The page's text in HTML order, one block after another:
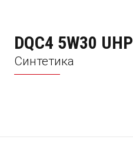
DQC4 5W30 UHP
Синтетика